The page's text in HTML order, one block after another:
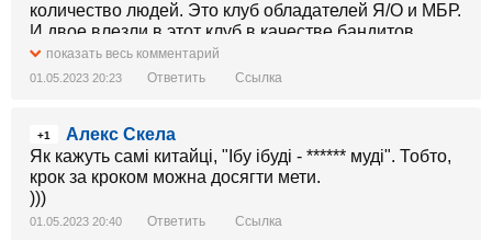
количество людей. Это клуб обладателей Я/О и МБР.
И двое влезли в этот клуб в качестве бандитов.
показать весь комментарий
01.05.2023 20:23 Ответить Ссылка
+1
Алекс Скела
Як кажуть самі китайці, "Ібу ібуді - ****** муді". Тобто,
крок за кроком можна досягти мети.
)))
01.05.2023 20:40 Ответить Ссылка